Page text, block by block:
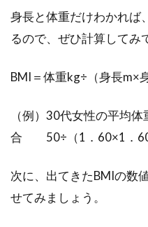
て、高カ...
野菜ジ
ダイエッ
ットをし...
身長と体重だけわかれば
るので、ぜひ計算してみ
BMI＝体重kg÷（身長m×
（例）30代女性の平均
合 50÷（1．60×1．
次に、出てきたBMIの数
せてみましょう。